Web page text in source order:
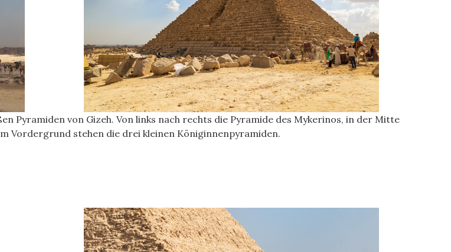
Pyramiden von Gizeh. Von links nach rechts die Pyramide des Mykerinos, in der Mitte
Vordergrund stehen die drei kleinen Königinnenpyramiden.